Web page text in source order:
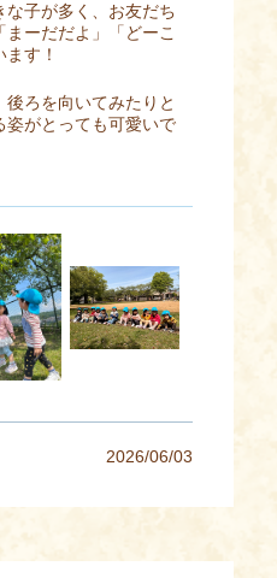
子が多く、お友だち
ーだだよ」「どーこ
す！
ろを向いてみたりと
姿がとっても可愛いで
2026/06/03